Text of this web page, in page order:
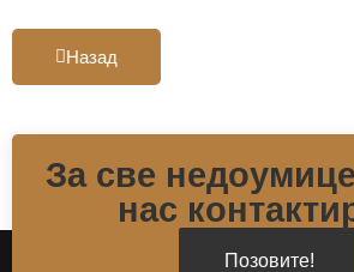
Назад
За све
нас
Позовите!